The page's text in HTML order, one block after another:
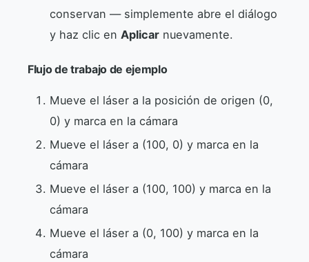
conservan — simplemente abre el diálogo
y haz clic en Aplicar nuevamente.
Flujo de trabajo de ejemplo
Mueve el láser a la posición de origen (0,
0) y marca en la cámara
Mueve el láser a (100, 0) y marca en la
cámara
Mueve el láser a (100, 100) y marca en la
cámara
Mueve el láser a (0, 100) y marca en la
cámara